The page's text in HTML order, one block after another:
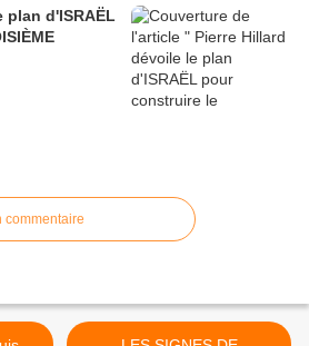
plan d'ISRAËL
commentaire